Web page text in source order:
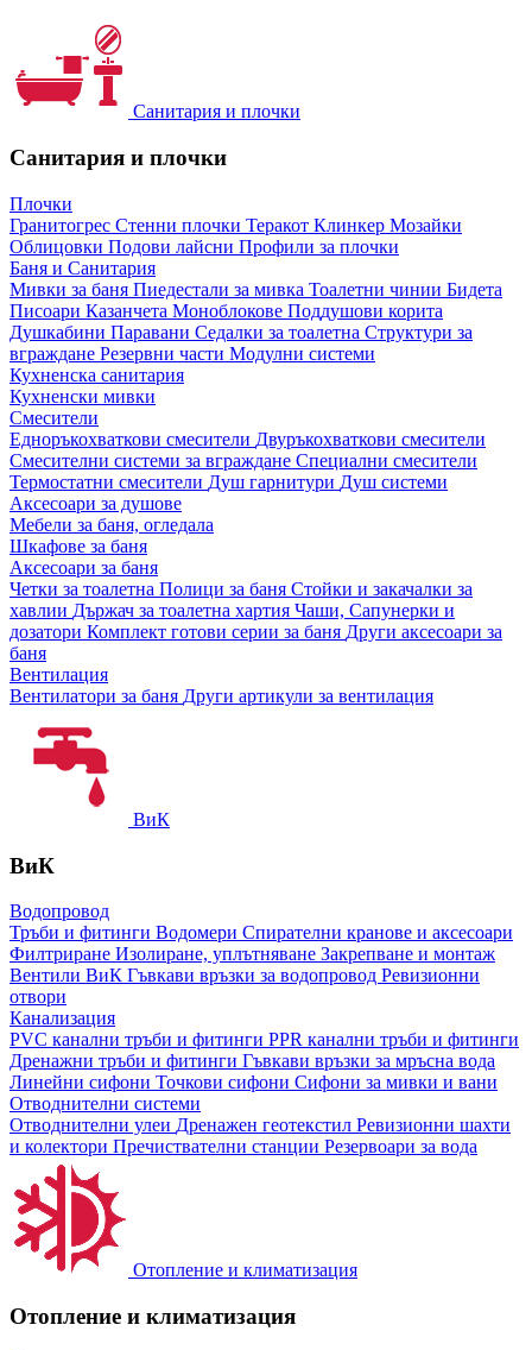
Санитария и плочки
Санитария и плочки
Плочки
Гранитогрес Стенни плочки Теракот Клинкер Мозайки
Облицовки Подови лайсни Профили за плочки
Баня и Санитария
Мивки за баня Пиедестали за мивка Тоалетни чинии Бидета
Писоари Казанчета Моноблокове Поддушови корита
Душкабини Паравани Седалки за тоалетна Структури за
вграждане Резервни части Модулни системи
Кухненска санитария
Кухненски мивки
Смесители
Едноръкохваткови смесители Двуръкохваткови смесители
Смесителни системи за вграждане Специални смесители
Термостатни смесители Душ гарнитури Душ системи
Аксесоари за душове
Мебели за баня, огледала
Шкафове за баня
Аксесоари за баня
Четки за тоалетна Полици за баня Стойки и закачалки за
хавлии Държач за тоалетна хартия Чаши, Сапунерки и
дозатори Комплект готови серии за баня Други аксесоари за
баня
Вентилация
Вентилатори за баня Други артикули за вентилация
ВиК
ВиК
Водопровод
Тръби и фитинги Водомери Спирателни кранове и аксесоари
Филтриране Изолиране, уплътняване Закрепване и монтаж
Вентили ВиК Гъвкави връзки за водопровод Ревизионни
отвори
Канализация
PVC канални тръби и фитинги PPR канални тръби и фитинги
Дренажни тръби и фитинги Гъвкави връзки за мръсна вода
Линейни сифони Точкови сифони Сифони за мивки и вани
Отводнителни системи
Отводнителни улеи Дренажен геотекстил Ревизионни шахти
и колектори Пречиствателни станции Резервоари за вода
Отопление и климатизация
Отопление и климатизация